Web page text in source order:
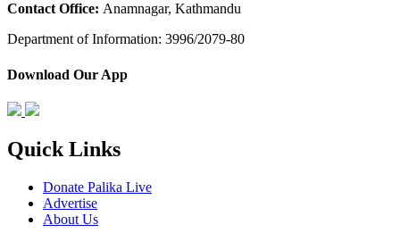
Contact Office: Anamnagar, Kathmandu
Department of Information: 3996/2079-80
Download Our App
Quick Links
Donate Palika Live
Advertise
About Us